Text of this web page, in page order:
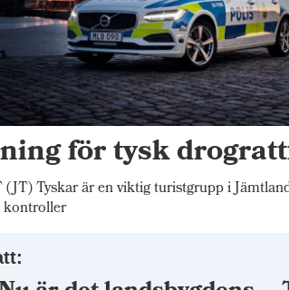
för tysk
Tyskar är en viktig turistgrupp i
kontroller